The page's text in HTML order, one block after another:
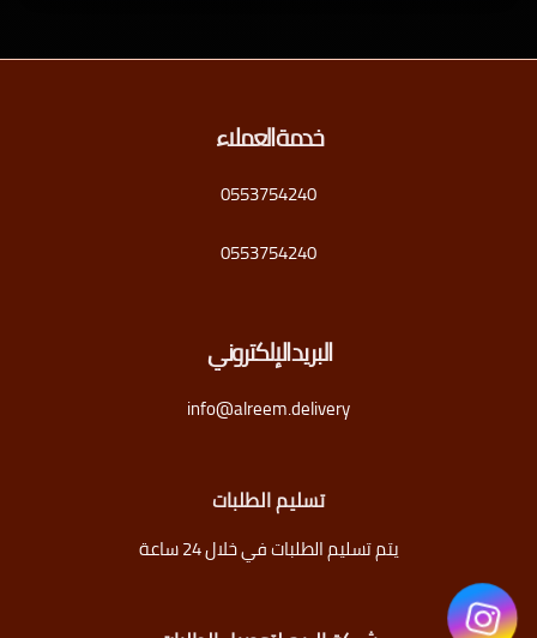
خدمة العملاء
0553754240
0553754240
البريد الإلكتروني
info@alreem.delivery
تسليم الطلبات
يتم تسليم الطلبات في خلال 24 ساعة